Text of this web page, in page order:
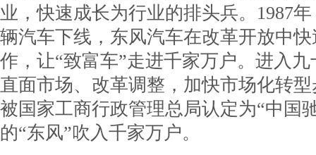
业，快速成长为行业的排头兵。1987
辆汽车下线，东风汽车在改革开放中
作，让“致富车”走进千家万户。进入
直面市场、改革调整，加快市场化转
被国家工商行政管理总局认定为“中国
的“东风”吹入千家万户。